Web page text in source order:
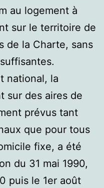
au logement à
sur le territoire de
de la Charte, sans
national, la
sur des aires de
prévus tant
que pour tous
fixe, a été
du 31 mai 1990,
puis le 1er août